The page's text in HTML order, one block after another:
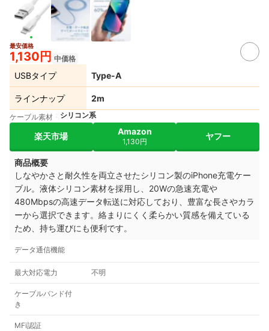
最安価格
1,130円 中価格
USBタイプ Type-A
ラインナップ 2m
ケーブル素材 シリコン系
楽天市場 Amazon
1,130円
ヤフー
商品概要
しなやかさと耐久性を両立させたシリコン製のiPhone充電ケー
ブル。液体シリコン素材を採用し、20Wの急速充電や
480Mbpsの高速データ転送に対応しており、豊富な長さやカラ
ーから選択できます。絡まりにくく柔らかい質感を備えている
ため、持ち運びにも便利です。
データ通信機能
最大対応電力 不明
ケーブルバンド付
き
MFi認証